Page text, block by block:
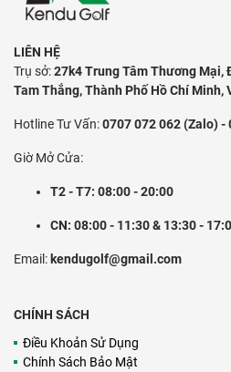
LIÊN HỆ
Trụ sở:27k4 Trung Tâm Thương Mại,
Tam Thắng, Thành Phố Hồ Chí Minh,
Hotline Tư Vấn:0707 072 062 (Zalo) -
Giờ Mở Cửa:
T2 - T7: 08:00 - 20:00
CN: 08:00 - 11:30 & 13:30 -
Email: kendugolf@gmail.com
CHÍNH SÁCH
Điều Khoản Sử Dụng
Chính Sách Bảo Mật